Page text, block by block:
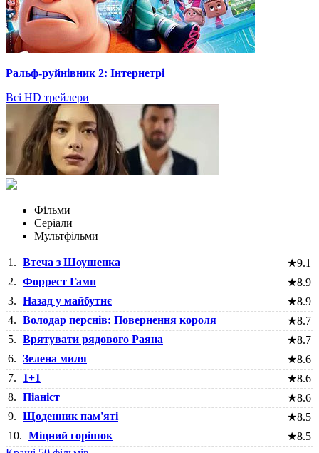
Ральф-руйнівник 2: Інтернетрі
Всі HD трейлери
Фільми
Серіали
Мультфільми
1. Втеча з Шоушенка ★9.1
2. Форрест Гамп ★8.9
3. Назад у майбутнє ★8.9
4. Володар перснів: Повернення короля ★8.7
5. Врятувати рядового Раяна ★8.7
6. Зелена миля ★8.6
7.
1+1 ★8.6
8. Піаніст ★8.6
9. Щоденник пам'яті ★8.5
10. Міцний горішок ★8.5